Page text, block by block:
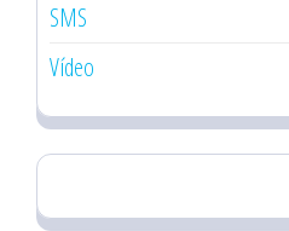
SMS
Vídeo